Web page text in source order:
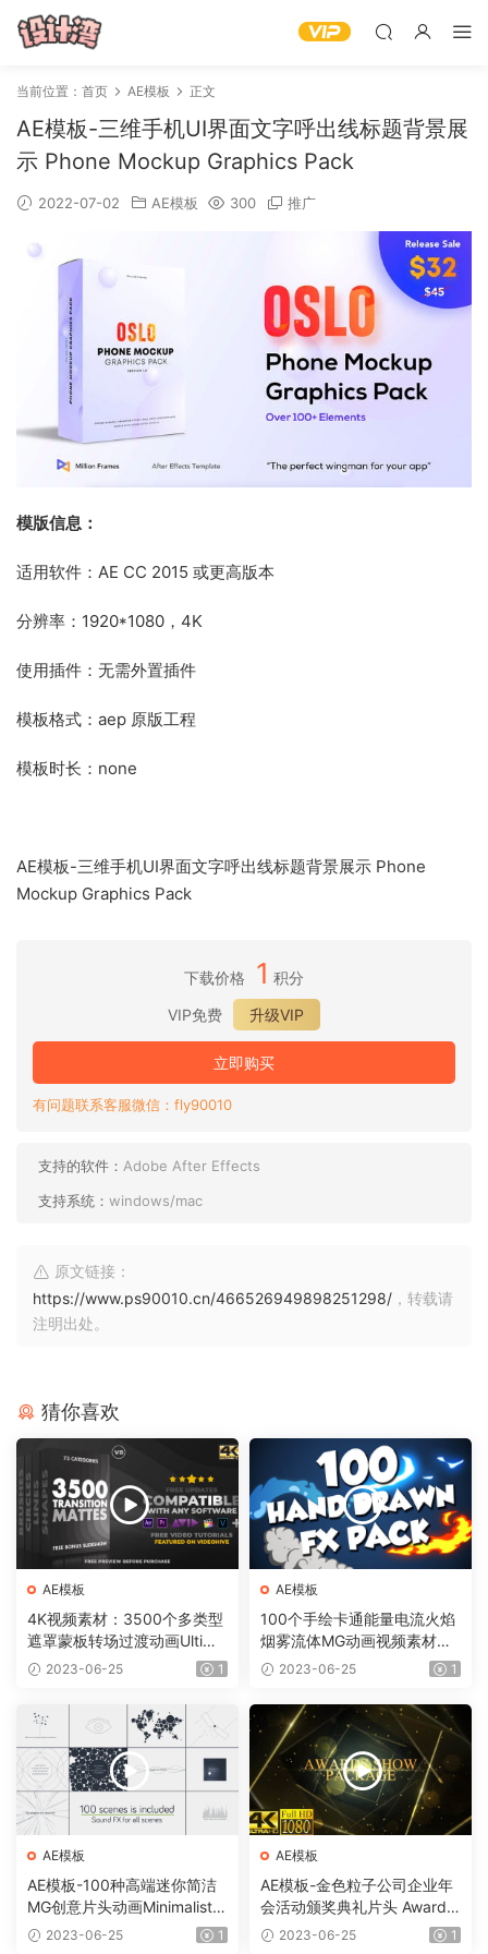
当前位置： 首页 AE模板 正文
AE模板-三维手机UI界面文字呼出线标题背景展
示 Phone Mockup Graphics Pack
2022-07-02 AE模板 300 推广
模版信息：
适用软件：AE CC 2015 或更高版本
分辨率：1920*1080，4K
使用插件：无需外置插件
模板格式：aep 原版工程
模板时长：none
AE模板-三维手机UI界面文字呼出线标题背景展示 Phone
Mockup Graphics Pack
下载价格 1 积分
VIP免费
升级VIP
立即购买
有问题联系客服微信：fly90010
支持的软件： Adobe After Effects
支持系统： windows/mac
原文链接：
https://www.ps90010.cn/466526949898251298/ ，转载请
注明出处。
猜你喜欢
AE模板
4K视频素材：3500个多类型
遮罩蒙板转场过渡动画Ultima
te Transition Mattes Pack v
2023-06-25 1
AE模板
100个手绘卡通能量电流火焰
烟雾流体MG动画视频素材
（含AE模板工程）有透明通
2023-06-25 1
AE模板
AE模板-100种高端迷你简洁
MG创意片头动画Minimalistic
Presentation Pack
2023-06-25 1
AE模板
AE模板-金色粒子公司企业年
会活动颁奖典礼片头 Awards
Show Pack
2023-06-25 1